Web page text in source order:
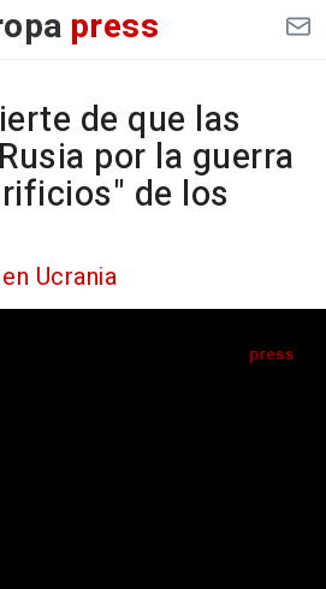
press
de que las
por la guerra
de los
Ucrania